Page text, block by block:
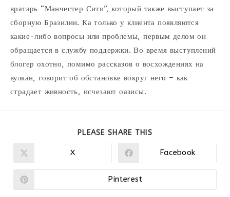
вратарь “Манчестер Сити”, который также выступает за
сборную Бразилии. Ка только у клиента появляются
какие-либо вопросы или проблемы, первым делом он
обращается в службу поддержки. Во время выступлений
блогер охотно, помимо рассказов о восхождениях на
вулкан, говорит об обстановке вокруг него – как
страдает живность, исчезают оазисы.
PLEASE SHARE THIS
Ouvrir
X
Ouvrir
Facebook
Ouvrir
Pinterest